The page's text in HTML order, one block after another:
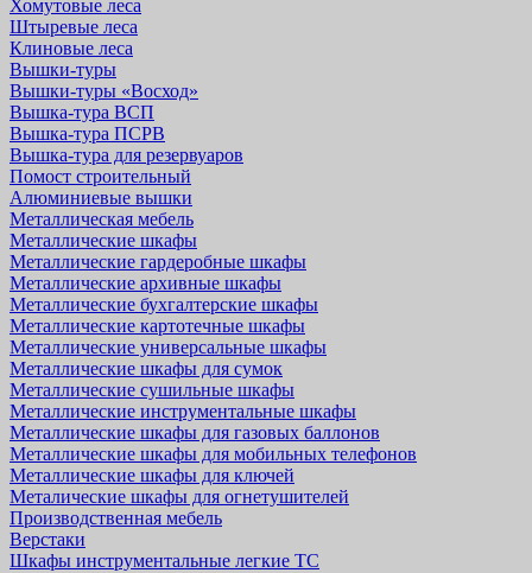
Хомутовые леса
Штыревые леса
Клиновые леса
Вышки-туры
Вышки-туры «Восход»
Вышка-тура ВСП
Вышка-тура ПСРВ
Вышка-тура для резервуаров
Помост строительный
Алюминиевые вышки
Металлическая мебель
Металлические шкафы
Металлические гардеробные шкафы
Металлические архивные шкафы
Металлические бухгалтерские шкафы
Металлические картотечные шкафы
Металлические универсальные шкафы
Металлические шкафы для сумок
Металлические сушильные шкафы
Металлические инструментальные шкафы
Металлические шкафы для газовых баллонов
Металлические шкафы для мобильных телефонов
Металлические шкафы для ключей
Металические шкафы для огнетушителей
Производственная мебель
Верстаки
Шкафы инструментальные легкие ТС